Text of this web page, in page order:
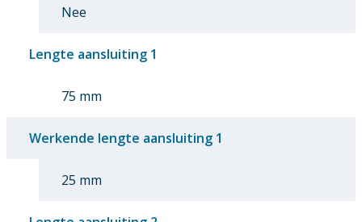
Nee
Lengte aansluiting 1
75 mm
Werkende lengte aansluiting 1
25 mm